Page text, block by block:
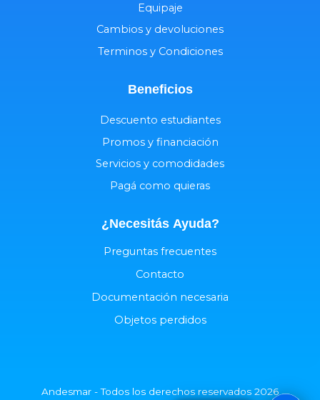
Equipaje
Cambios y devoluciones
Terminos y Condiciones
Beneficios
Descuento estudiantes
Promos y financiación
Servicios y comodidades
Pagá como quieras
¿Necesitás Ayuda?
Preguntas frecuentes
Contacto
Documentación necesaria
Objetos perdidos
Andesmar - Todos los derechos reservados 2026